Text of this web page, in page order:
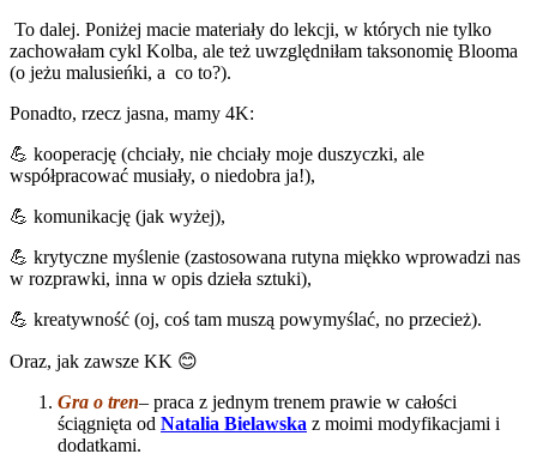
To dalej. Poniżej macie materiały do lekcji, w których nie tylko
zachowałam cykl Kolba, ale też uwzględniłam taksonomię Blooma
(o jeżu malusieńki, a co to?).
Ponadto, rzecz jasna, mamy 4K:
💪 kooperację (chciały, nie chciały moje duszyczki, ale
współpracować musiały, o niedobra ja!),
💪 komunikację (jak wyżej),
💪 krytyczne myślenie (zastosowana rutyna miękko wprowadzi nas
w rozprawki, inna w opis dzieła sztuki),
💪 kreatywność (oj, coś tam muszą powymyślać, no przecież).
Oraz, jak zawsze KK 😊
Gra o tren– praca z jednym trenem prawie w całości
ściągnięta od Natalia Bielawska z moimi modyfikacjami i
dodatkami.